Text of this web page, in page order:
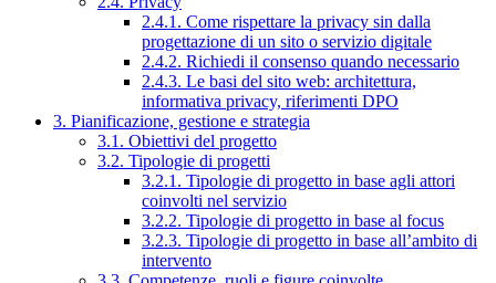
2.4.1. Come rispettare la privacy sin dalla
progettazione di un sito o servizio digitale
2.4.2. Richiedi il consenso quando necessario
2.4.3. Le basi del sito web: architettura,
informativa privacy, riferimenti DPO
3. Pianificazione, gestione e strategia
3.1. Obiettivi del progetto
3.2. Tipologie di progetti
3.2.1. Tipologie di progetto in base agli attori
coinvolti nel servizio
3.2.2. Tipologie di progetto in base al focus
3.2.3. Tipologie di progetto in base all’ambito di
intervento